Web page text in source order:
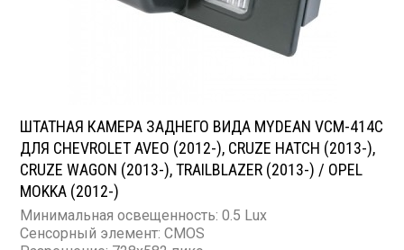
ШТАТНАЯ КАМЕРА ЗАДНЕГО ВИДА MYDEAN VCM-414C
ДЛЯ CHEVROLET AVEO (2012-), CRUZE HATCH (2013-),
CRUZE WAGON (2013-), TRAILBLAZER (2013-) / OPEL
MOKKA (2012-)
Минимальная освещенность: 0.5 Lux
Сенсорный элемент: CMOS